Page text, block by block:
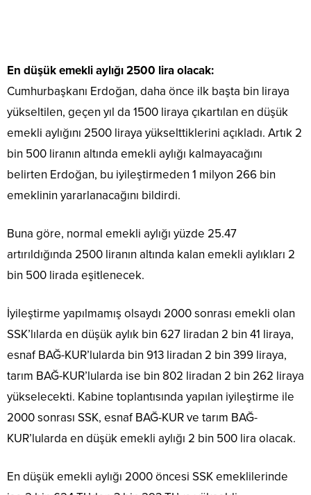
En düşük emekli aylığı 2500 lira olacak:
Cumhurbaşkanı Erdoğan, daha önce ilk başta bin liraya
yükseltilen, geçen yıl da 1500 liraya çıkartılan en düşük
emekli aylığını 2500 liraya yükselttiklerini açıkladı. Artık 2
bin 500 liranın altında emekli aylığı kalmayacağını
belirten Erdoğan, bu iyileştirmeden 1 milyon 266 bin
emeklinin yararlanacağını bildirdi.
Buna göre, normal emekli aylığı yüzde 25.47
artırıldığında 2500 liranın altında kalan emekli aylıkları 2
bin 500 lirada eşitlenecek.
İyileştirme yapılmamış olsaydı 2000 sonrası emekli olan
SSK’lılarda en düşük aylık bin 627 liradan 2 bin 41 liraya,
esnaf BAĞ-KUR’lularda bin 913 liradan 2 bin 399 liraya,
tarım BAĞ-KUR’lularda ise bin 802 liradan 2 bin 262 liraya
yükselecekti. Kabine toplantısında yapılan iyileştirme ile
2000 sonrası SSK, esnaf BAĞ-KUR ve tarım BAĞ-
KUR’lularda en düşük emekli aylığı 2 bin 500 lira olacak.
En düşük emekli aylığı 2000 öncesi SSK emeklilerinde